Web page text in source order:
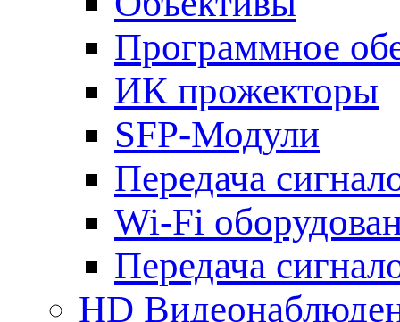
Программное
ИК прожекторы
SFP-Модули
Передача
Wi-Fi
Передача
HD